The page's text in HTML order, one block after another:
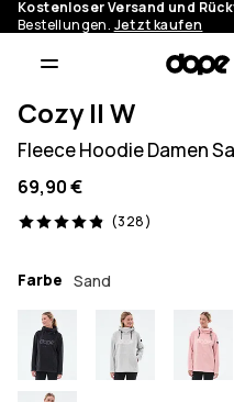
Kostenloser Versand und
Bestellungen. Jetzt kaufen
Cozy II W
Fleece Hoodie Damen
69,90 €
(328)
328 Reviews, 4.9/5
Farbe Sand